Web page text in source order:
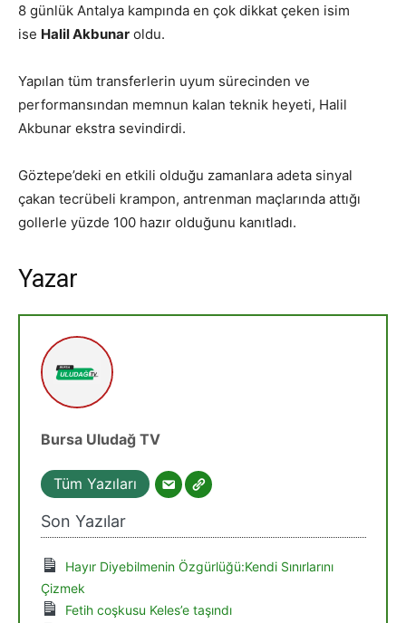
8 günlük Antalya kampında en çok dikkat çeken isim
ise Halil Akbunar oldu.
Yapılan tüm transferlerin uyum sürecinden ve
performansından memnun kalan teknik heyeti, Halil
Akbunar ekstra sevindirdi.
Göztepe’deki en etkili olduğu zamanlara adeta sinyal
çakan tecrübeli krampon, antrenman maçlarında attığı
gollerle yüzde 100 hazır olduğunu kanıtladı.
Yazar
Bursa Uludağ TV
Tüm Yazıları
Son Yazılar
Hayır Diyebilmenin Özgürlüğü:Kendi Sınırlarını
Çizmek
Fetih coşkusu Keles’e taşındı